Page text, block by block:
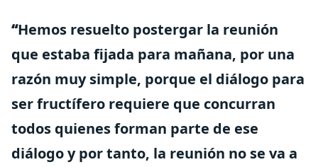
“Hemos resuelto postergar la reunión
que estaba fijada para mañana, por una
razón muy simple, porque el diálogo para
ser fructífero requiere que concurran
todos quienes forman parte de ese
diálogo y por tanto, la reunión no se va a